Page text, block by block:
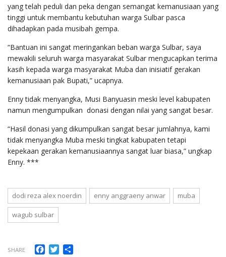
yang telah peduli dan peka dengan semangat kemanusiaan yang
tinggi untuk membantu kebutuhan warga Sulbar pasca
dihadapkan pada musibah gempa.
“Bantuan ini sangat meringankan beban warga Sulbar, saya
mewakili seluruh warga masyarakat Sulbar mengucapkan terima
kasih kepada warga masyarakat Muba dan inisiatif gerakan
kemanusiaan pak Bupati,” ucapnya.
Enny tidak menyangka, Musi Banyuasin meski level kabupaten
namun mengumpulkan donasi dengan nilai yang sangat besar.
“Hasil donasi yang dikumpulkan sangat besar jumlahnya, kami
tidak menyangka Muba meski tingkat kabupaten tetapi
kepekaan gerakan kemanusiaannya sangat luar biasa,” ungkap
Enny. ***
dodi reza alex noerdin enny anggraeny anwar muba
wagub sulbar
SHARE Facebook
Twitter